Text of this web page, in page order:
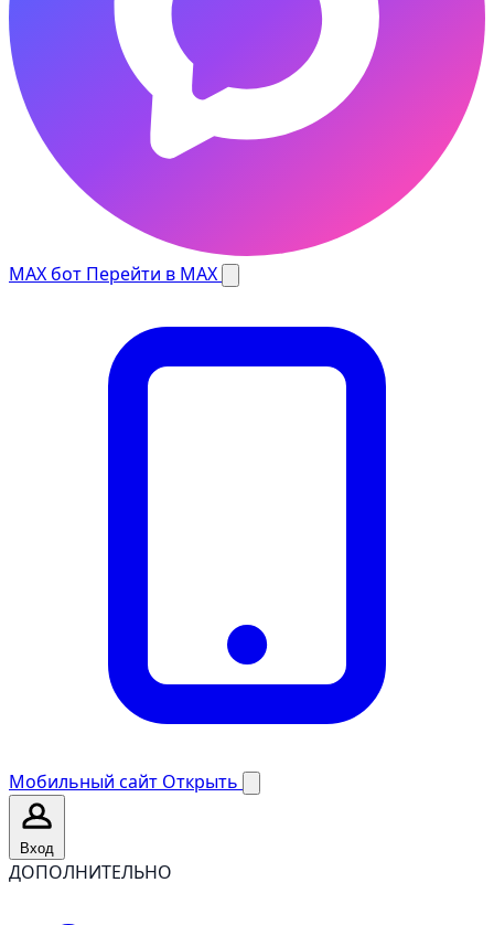
MAX бот Перейти в MAX
Мобильный сайт Открыть
Вход
ДОПОЛНИТЕЛЬНО